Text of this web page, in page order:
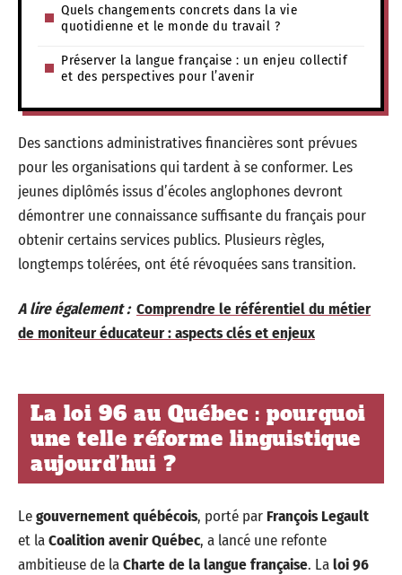
Quels changements concrets dans la vie
quotidienne et le monde du travail ?
Préserver la langue française : un enjeu collectif
et des perspectives pour l’avenir
Des sanctions administratives financières sont prévues
pour les organisations qui tardent à se conformer. Les
jeunes diplômés issus d’écoles anglophones devront
démontrer une connaissance suffisante du français pour
obtenir certains services publics. Plusieurs règles,
longtemps tolérées, ont été révoquées sans transition.
A lire également : Comprendre le référentiel du métier
de moniteur éducateur : aspects clés et enjeux
La loi 96 au Québec : pourquoi
une telle réforme linguistique
aujourd’hui ?
Legouvernement québécois, porté par François Legault
et laCoalition avenir Québec, a lancé une refonte
ambitieuse de laCharte de la langue française. Laloi 96